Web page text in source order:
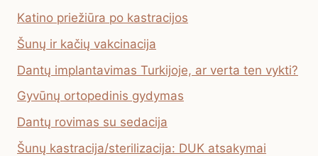
Katino priežiūra po kastracijos
Šunų ir kačių vakcinacija
Dantų implantavimas Turkijoje, ar verta ten vykti?
Gyvūnų ortopedinis gydymas
Dantų rovimas su sedacija
Šunų kastracija/sterilizacija: DUK atsakymai